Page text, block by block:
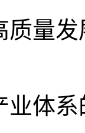
量发
体系